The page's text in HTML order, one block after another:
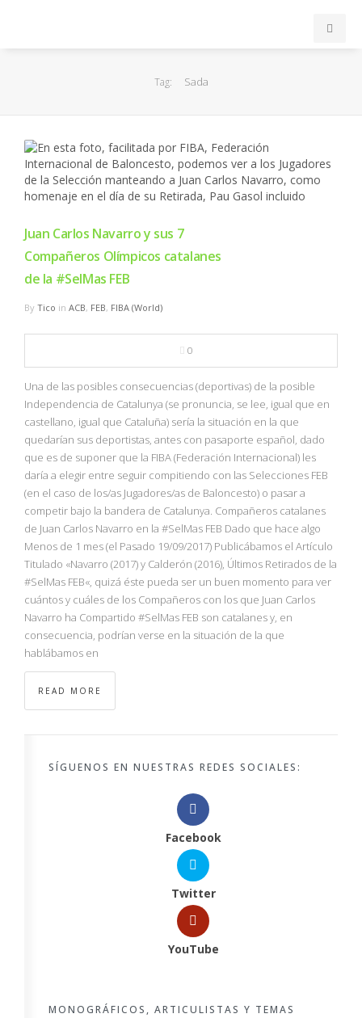
EuroLeague
FEB
FIBA
OTROS
NBA
MULTIMEDIA
RIO 2016
Tag: Sada
Juan Carlos Navarro y sus 7
Compañeros Olímpicos catalanes
de la #SelMas FEB
By Tico in ACB, FEB, FIBA (World)
0
Una de las posibles consecuencias (deportivas) de la posible
Independencia de Catalunya (se pronuncia, se lee, igual que en
castellano, igual que Cataluña) sería la situación en la que
quedarían sus deportistas, antes con pasaporte español, dado
que es de suponer que la FIBA (Federación Internacional) les
daría a elegir entre seguir compitiendo con las Selecciones FEB
(en el caso de los/as Jugadores/as de Baloncesto) o pasar a
competir bajo la bandera de Catalunya. Compañeros catalanes
de Juan Carlos Navarro en la #SelMas FEB Dado que hace algo
Menos de 1 mes (el Pasado 19/09/2017) Publicábamos el Artículo
Titulado «Navarro (2017) y Calderón (2016), Últimos Retirados de la
#SelMas FEB«, quizá éste pueda ser un buen momento para ver
cuántos y cuáles de los Compañeros con los que Juan Carlos
Navarro ha Compartido #SelMas FEB son catalanes y, en
consecuencia, podrían verse en la situación de la que
hablábamos en
READ MORE
SÍGUENOS EN NUESTRAS REDES SOCIALES:
Facebook
Twitter
YouTube
MONOGRÁFICOS, ARTICULISTAS Y TEMAS